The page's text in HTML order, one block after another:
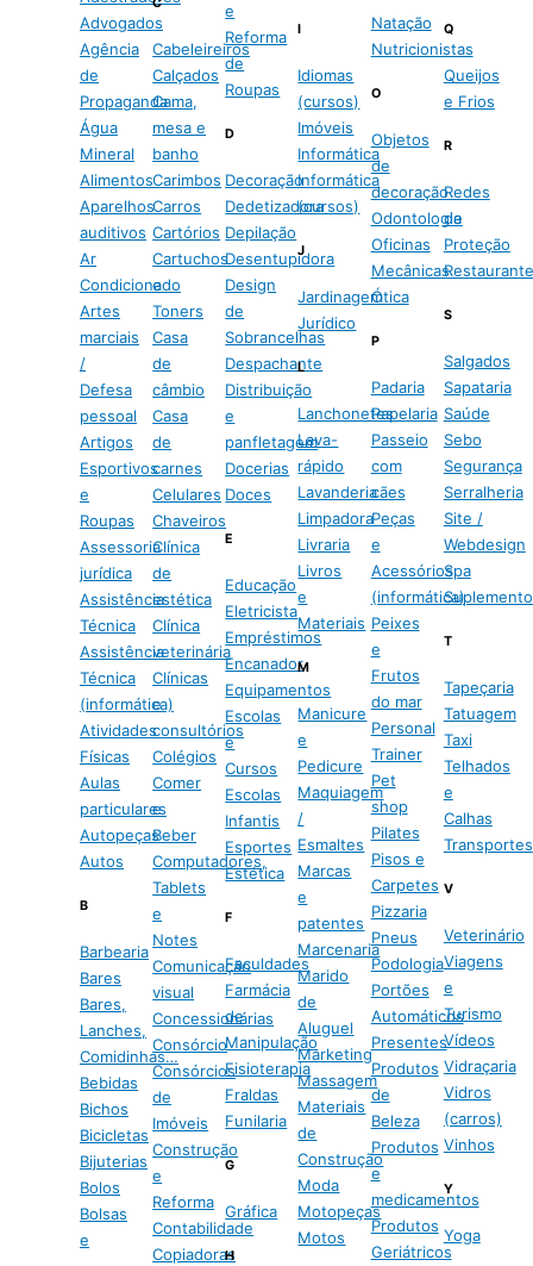
Advogados
Agência
de
Propaganda
Água
Mineral
Alimentos
Aparelhos
auditivos
Ar
Condicionado
Artes
marciais
/
Defesa
pessoal
Artigos
Esportivos
e
Roupas
Assessoria
jurídica
Assistência
Técnica
Assistência
Técnica
(informática)
Atividades
Físicas
Aulas
particulares
Autopeças
Autos
B
Barbearia
Bares
Bares,
Lanches,
Comidinhas…
Bebidas
Bichos
Bicicletas
Bijuterias
Bolos
Bolsas
e
Cabeleireiros
Calçados
Cama,
mesa e
banho
Carimbos
Carros
Cartórios
Cartuchos
e
Toners
Casa
de
câmbio
Casa
de
carnes
Celulares
Chaveiros
Clínica
de
estética
Clínica
veterinária
Clínicas
e
consultórios
Colégios
Comer
e
Beber
Computadores,
Tablets
e
Notes
Comunicação
visual
Concessionárias
Consórcio
Consórcios
de
Imóveis
Construção
e
Reforma
Contabilidade
Copiadoras
e
Reforma
de
Roupas
D
Decoração
Dedetizadora
Depilação
Desentupidora
Design
de
Sobrancelhas
Despachante
Distribuição
e
panfletagem
Docerias
Doces
E
Educação
Eletricista
Empréstimos
Encanador
Equipamentos
Escolas
e
Cursos
Escolas
Infantis
Esportes
Estética
F
Faculdades
Farmácia
de
Manipulação
Fisioterapia
Fraldas
Funilaria
G
Gráfica
H
I
Idiomas
(cursos)
Imóveis
Informática
Informática
(cursos)
J
Jardinagem
Jurídico
L
Lanchonetes
Lava-
rápido
Lavanderia
Limpadora
Livraria
Livros
e
Materiais
M
Manicure
e
Pedicure
Maquiagem
/
Esmaltes
Marcas
e
patentes
Marcenaria
Marido
de
Aluguel
Marketing
Massagem
Materiais
de
Construção
Moda
Motopeças
Motos
Natação
Nutricionistas
O
Objetos
de
decoração
Odontologia
Oficinas
Mecânicas
Ótica
P
Padaria
Papelaria
Passeio
com
cães
Peças
e
Acessórios
(informática)
Peixes
e
Frutos
do mar
Personal
Trainer
Pet
shop
Pilates
Pisos e
Carpetes
Pizzaria
Pneus
Podologia
Portões
Automáticos
Presentes
Produtos
de
Beleza
Produtos
e
medicamentos
Produtos
Geriátricos
Q
Queijos
e Frios
R
Redes
de
Proteção
S
Salgados
Sapataria
Saúde
Sebo
Segurança
Serralheria
Site /
Webdesign
Spa
T
Tapeçaria
Tatuagem
Taxi
Telhados
e
Calhas
Transportes
V
Veterinário
Viagens
e
Turismo
Vídeos
Vidraçaria
Vidros
(carros)
Vinhos
Y
Yoga